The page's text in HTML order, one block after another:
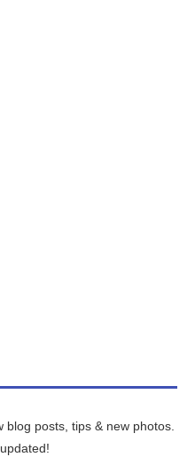
blog posts, tips & new photos.